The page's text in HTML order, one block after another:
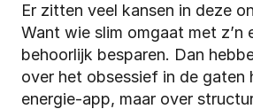
Er zitten veel kansen in deze
Want wie slim omgaat met z’n
behoorlijk besparen. Dan
over het obsessief in de gaten
energie-app, maar over